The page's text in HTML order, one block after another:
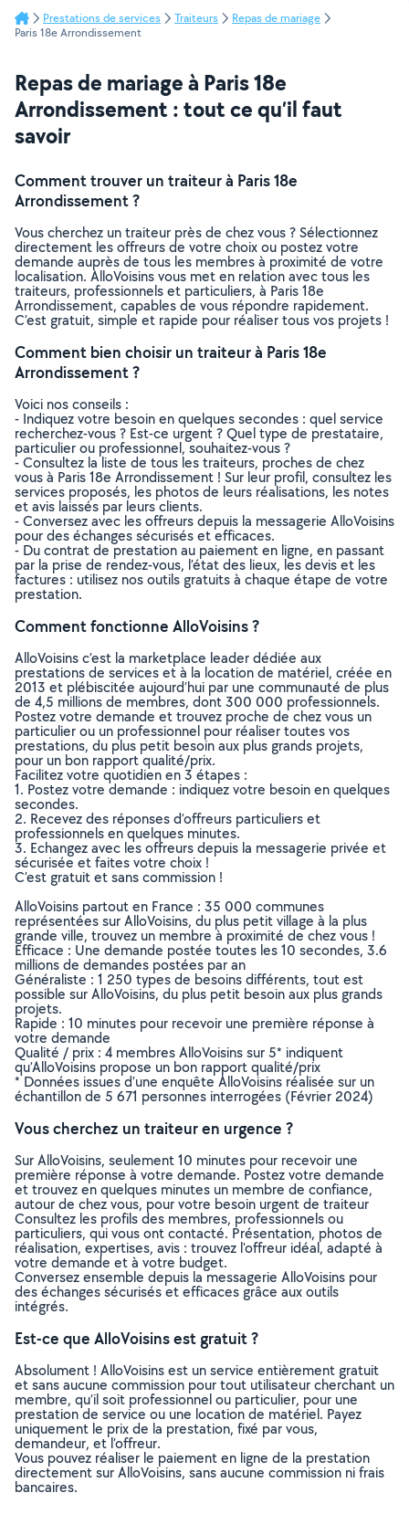
Prestations de services Traiteurs
Repas de mariage
Paris 18e Arrondissement
Repas de mariage à Paris 18e
Arrondissement : tout ce qu’il faut
savoir
Comment trouver un traiteur à Paris 18e
Arrondissement ?
Vous cherchez un traiteur près de chez vous ? Sélectionnez
directement les offreurs de votre choix ou postez votre
demande auprès de tous les membres à proximité de votre
localisation. AlloVoisins vous met en relation avec tous les
traiteurs, professionnels et particuliers, à Paris 18e
Arrondissement, capables de vous répondre rapidement.
C’est gratuit, simple et rapide pour réaliser tous vos projets !
Comment bien choisir un traiteur à Paris 18e
Arrondissement ?
Voici nos conseils :
- Indiquez votre besoin en quelques secondes : quel service
recherchez-vous ? Est-ce urgent ? Quel type de prestataire,
particulier ou professionnel, souhaitez-vous ?
- Consultez la liste de tous les traiteurs, proches de chez
vous à Paris 18e Arrondissement ! Sur leur profil, consultez les
services proposés, les photos de leurs réalisations, les notes
et avis laissés par leurs clients.
- Conversez avec les offreurs depuis la messagerie AlloVoisins
pour des échanges sécurisés et efficaces.
- Du contrat de prestation au paiement en ligne, en passant
par la prise de rendez-vous, l’état des lieux, les devis et les
factures : utilisez nos outils gratuits à chaque étape de votre
prestation.
Comment fonctionne AlloVoisins ?
AlloVoisins c’est la marketplace leader dédiée aux
prestations de services et à la location de matériel, créée en
2013 et plébiscitée aujourd’hui par une communauté de plus
de 4,5 millions de membres, dont 300 000 professionnels.
Postez votre demande et trouvez proche de chez vous un
particulier ou un professionnel pour réaliser toutes vos
prestations, du plus petit besoin aux plus grands projets,
pour un bon rapport qualité/prix.
Facilitez votre quotidien en 3 étapes :
1. Postez votre demande : indiquez votre besoin en quelques
secondes.
2. Recevez des réponses d’offreurs particuliers et
professionnels en quelques minutes.
3. Echangez avec les offreurs depuis la messagerie privée et
sécurisée et faites votre choix !
C’est gratuit et sans commission !
AlloVoisins partout en France : 35 000 communes
représentées sur AlloVoisins, du plus petit village à la plus
grande ville, trouvez un membre à proximité de chez vous !
Efficace : Une demande postée toutes les 10 secondes, 3.6
millions de demandes postées par an
Généraliste : 1 250 types de besoins différents, tout est
possible sur AlloVoisins, du plus petit besoin aux plus grands
projets.
Rapide : 10 minutes pour recevoir une première réponse à
votre demande
Qualité / prix : 4 membres AlloVoisins sur 5* indiquent
qu’AlloVoisins propose un bon rapport qualité/prix
* Données issues d’une enquête AlloVoisins réalisée sur un
échantillon de 5 671 personnes interrogées (Février 2024)
Vous cherchez un traiteur en urgence ?
Sur AlloVoisins, seulement 10 minutes pour recevoir une
première réponse à votre demande. Postez votre demande
et trouvez en quelques minutes un membre de confiance,
autour de chez vous, pour votre besoin urgent de traiteur
Consultez les profils des membres, professionnels ou
particuliers, qui vous ont contacté. Présentation, photos de
réalisation, expertises, avis : trouvez l'offreur idéal, adapté à
votre demande et à votre budget.
Conversez ensemble depuis la messagerie AlloVoisins pour
des échanges sécurisés et efficaces grâce aux outils
intégrés.
Est-ce que AlloVoisins est gratuit ?
Absolument ! AlloVoisins est un service entièrement gratuit
et sans aucune commission pour tout utilisateur cherchant un
membre, qu’il soit professionnel ou particulier, pour une
prestation de service ou une location de matériel. Payez
uniquement le prix de la prestation, fixé par vous,
demandeur, et l’offreur.
Vous pouvez réaliser le paiement en ligne de la prestation
directement sur AlloVoisins, sans aucune commission ni frais
bancaires.